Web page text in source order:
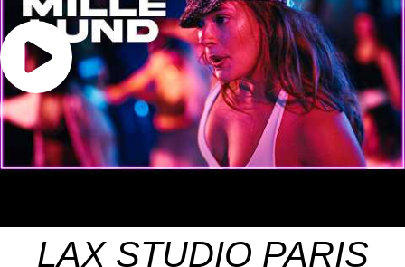
LAX STUDIO PARIS